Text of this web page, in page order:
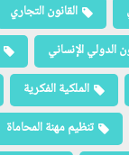
القانون التجاري
الدولي الإنساني
الملكية الفكرية
تنظيم مهنة المحاماة